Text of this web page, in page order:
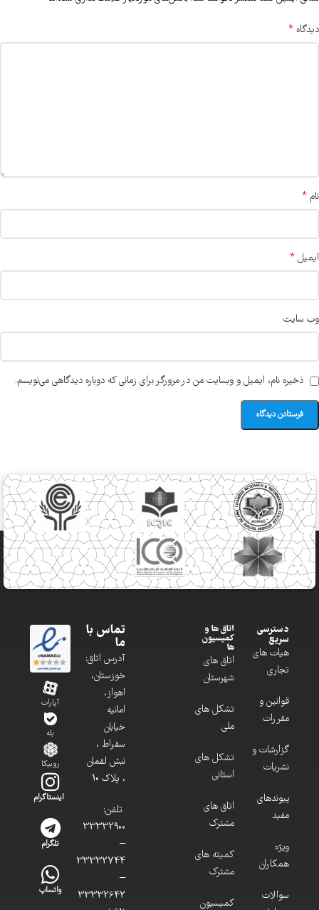
دیدگاه *
نام *
ایمیل *
وب‌ سایت
ذخیره نام، ایمیل و وبسایت من در مرورگر برای زمانی که دوباره دیدگاهی می‌نویسم.
دسترسی
سریع
هیات های
تجاری
قوانین و
مقررات
گزارشات و
نشریات
پیوندهای
مفید
ویژه
همکاران
سوالات
اتاق ها و
کمیسیون
ها
اتاق های
شهرستان
تشکل های
ملی
تشکل های
استانی
اتاق های
مشترک
کمیته های
مشترک
کمیسیون
تماس با
ما
آدرس اتاق:
خوزستان،
اهواز،
امانیه
خیابان
سقراط ،
نبش لقمان
، پلاک 10
تلفن:
33332900
–
33332744
–
33332642
آپارات
بله
روبیکا
اینستاگرام
تلگرام
واتساپ